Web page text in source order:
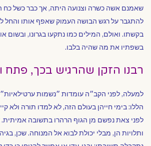
שאמנם אשה כשרה וצנועה היתה, אך כבר כשל כח
להתגבר על רגש הבושה העמוק שאפף אותו והחל
בקשתו. ואולם, המילים כמו נתקעו בגרונו, ובשום
בשפתיו את מה שהיה בלבו.
רבנו הזקן שהרגיש בכך, פתח
למעלה, לפני הקב״ה עומדות ״נשמות ערטילאיות״,
הללו: בימי חייהן בעולם הזה, לא למדו תורה ולא
לפני צאת נפשם מן הגוף הרהרו בתשובה
ותלויות הן, מבלי יכולת לבוא אל המנוחה. שכן,